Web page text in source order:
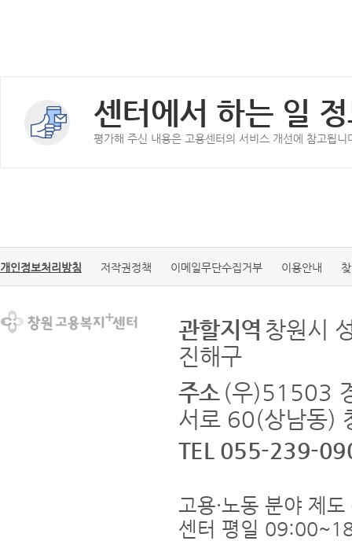
센터에서 하는 일
평가해 주신 내용은 고용센터의 서비스 개선에 참고됩니
개인정보처리방침 저작권정책 이메일무단수집거부 이용안내
관할지역 창원시
진해구
주소 (우)51503
서로 60(상남동)
TEL 055-239-
고용·노동 분야 제
센터 평일